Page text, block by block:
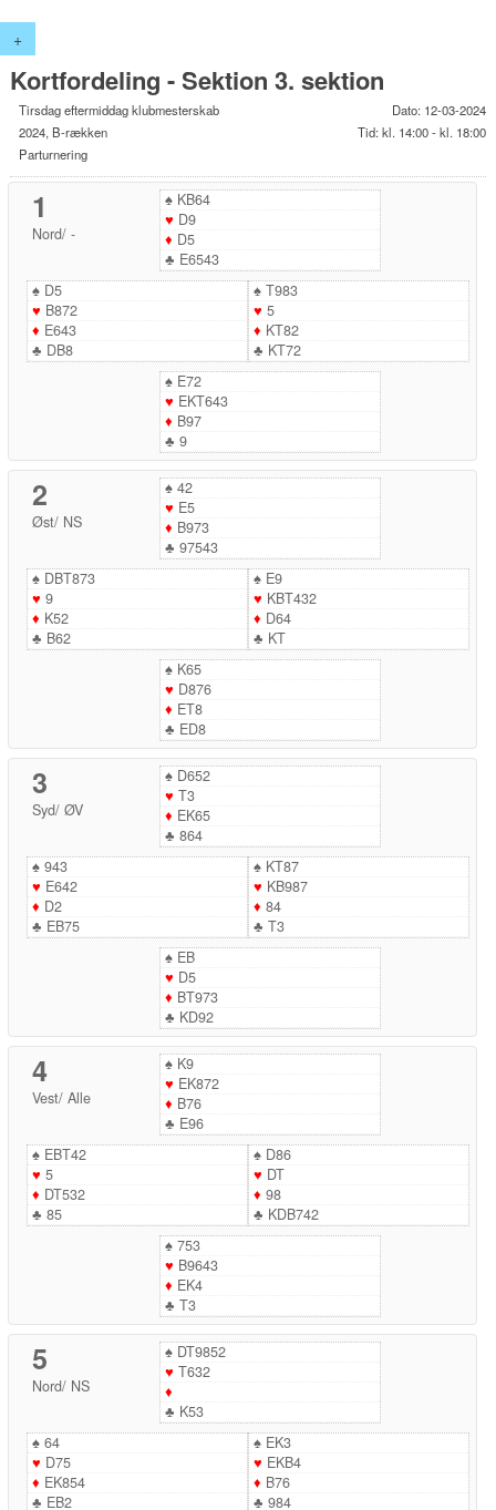
+
Kortfordeling - Sektion 3. sektion
Tirsdag eftermiddag klubmesterskab
2024, B-rækken
Parturnering
Dato: 12-03-2024
Tid: kl. 14:00 - kl. 18:00
1
Nord/ -
♠KB64
♥ D9
♦ D5
♣ E6543
♠D5
♥ B872
♦ E643
♣ DB8
♠T983
♥ 5
♦ KT82
♣ KT72
♠E72
♥ EKT643
♦ B97
♣ 9
2
Øst/ NS
♠42
♥ E5
♦ B973
♣ 97543
♠DBT873
♥ 9
♦ K52
♣ B62
♠E9
♥ KBT432
♦ D64
♣ KT
♠K65
♥ D876
♦ ET8
♣ ED8
3
Syd/ ØV
♠D652
♥ T3
♦ EK65
♣ 864
♠943
♥ E642
♦ D2
♣ EB75
♠KT87
♥ KB987
♦ 84
♣ T3
♠EB
♥ D5
♦ BT973
♣ KD92
4
Vest/ Alle
♠K9
♥ EK872
♦ B76
♣ E96
♠EBT42
♥ 5
♦ DT532
♣ 85
♠D86
♥ DT
♦ 98
♣ KDB742
♠753
♥ B9643
♦ EK4
♣ T3
5
Nord/ NS
♠DT9852
♥ T632
♦
♣ K53
♠64
♥ D75
♦ EK854
♣ EB2
♠EK3
♥ EKB4
♦ B76
♣ 984